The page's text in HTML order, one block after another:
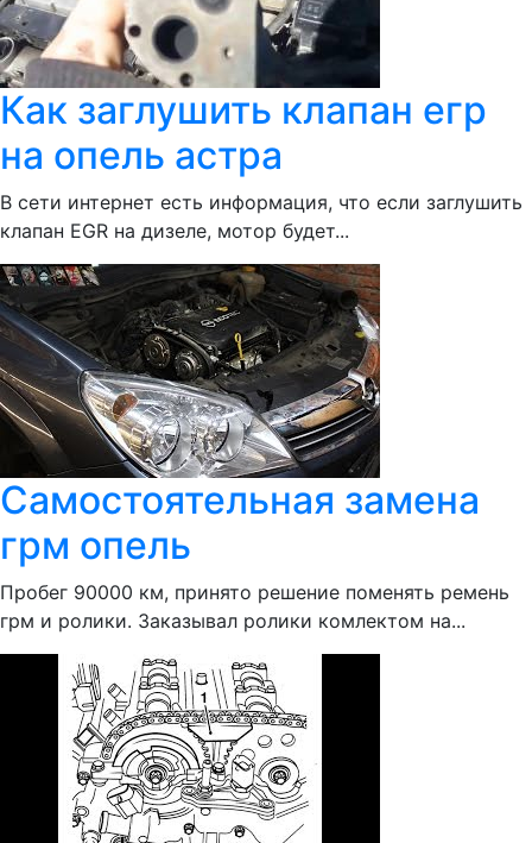
Как заглушить клапан егр
на опель астра
В сети интернет есть информация, что если заглушить
клапан EGR на дизеле, мотор будет...
Самостоятельная замена
грм опель
Пробег 90000 км, принято решение поменять ремень
грм и ролики. Заказывал ролики комлектом на...